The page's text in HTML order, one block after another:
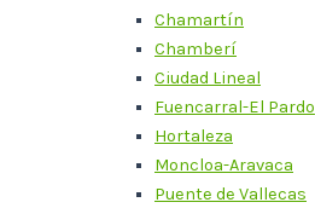
Chamartín
Chamberí
Ciudad Lineal
Fuencarral-El Pardo
Hortaleza
Moncloa-Aravaca
Puente de Vallecas